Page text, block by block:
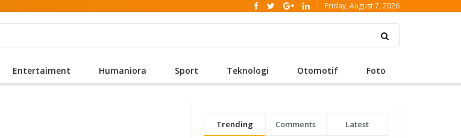
Friday, August 7, 2026
Entertaiment Humaniora Sport Teknologi Otomotif Foto
Trending Comments Latest